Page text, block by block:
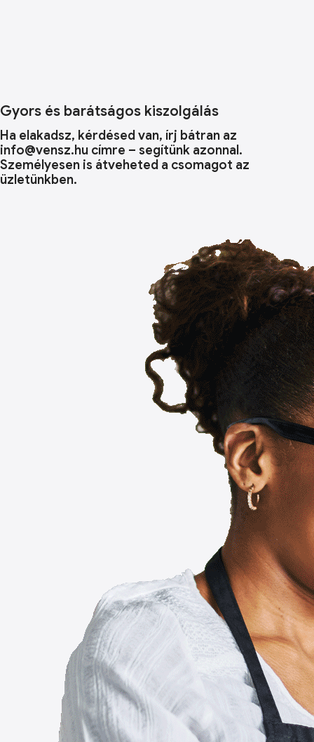
Gyors és barátságos kiszolgálás
Ha elakadsz, kérdésed van, írj bátran az
info@vensz.hu címre – segítünk azonnal.
Személyesen is átveheted a csomagot az
üzletünkben.